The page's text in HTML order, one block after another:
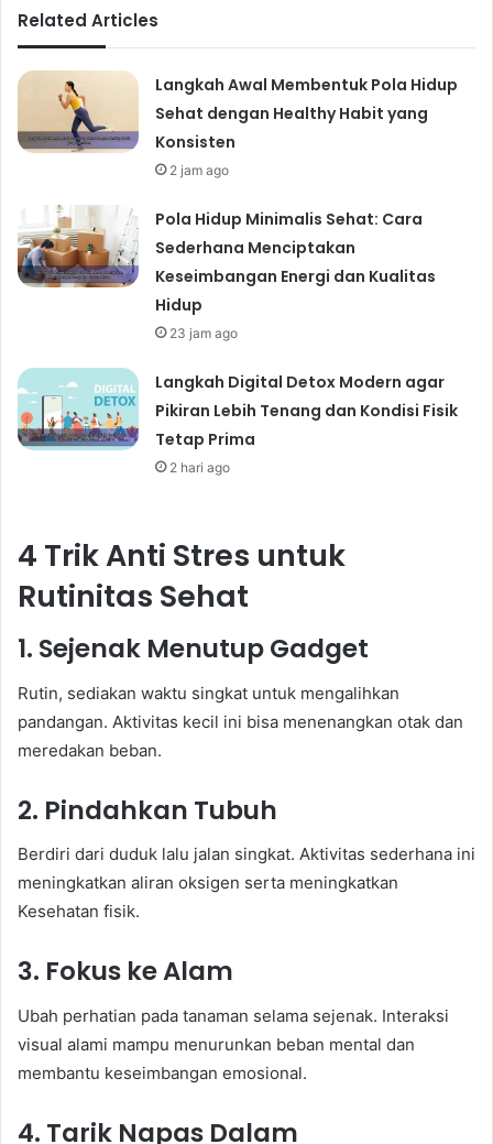
Related Articles
Langkah Awal Membentuk Pola Hidup
Sehat dengan Healthy Habit yang
Konsisten
2 jam ago
Pola Hidup Minimalis Sehat: Cara
Sederhana Menciptakan
Keseimbangan Energi dan Kualitas
Hidup
23 jam ago
Langkah Digital Detox Modern agar
Pikiran Lebih Tenang dan Kondisi Fisik
Tetap Prima
2 hari ago
4 Trik Anti Stres untuk
Rutinitas Sehat
1. Sejenak Menutup Gadget
Rutin, sediakan waktu singkat untuk mengalihkan
pandangan. Aktivitas kecil ini bisa menenangkan otak dan
meredakan beban.
2. Pindahkan Tubuh
Berdiri dari duduk lalu jalan singkat. Aktivitas sederhana ini
meningkatkan aliran oksigen serta meningkatkan
Kesehatan fisik.
3. Fokus ke Alam
Ubah perhatian pada tanaman selama sejenak. Interaksi
visual alami mampu menurunkan beban mental dan
membantu keseimbangan emosional.
4. Tarik Napas Dalam